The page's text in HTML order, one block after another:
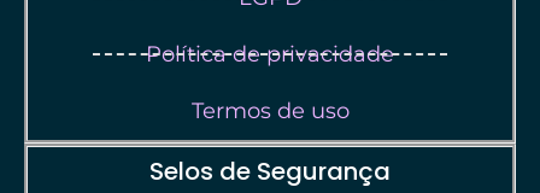
Política de privacidade
Termos de uso
Selos de Segurança